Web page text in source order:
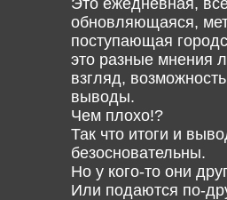
обновляющаяся,
поступающая
это разные мнения
взгляд,
выводы.
Чем плохо!?
Так что итоги и
безосновательны.
Но у кого-то они
Или подаются по-